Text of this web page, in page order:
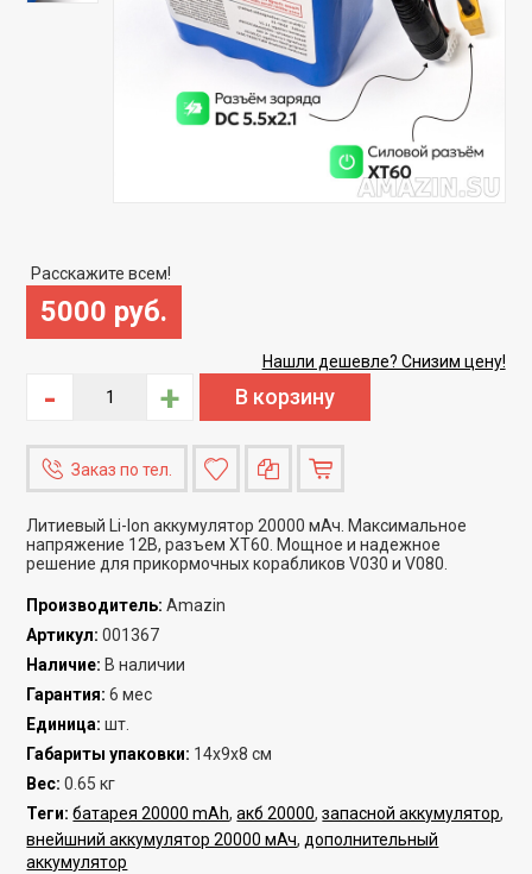
Расскажите всем!
5000 руб.
Нашли дешевле? Снизим цену!
- +
Заказ по тел.
Литиевый Li-Ion аккумулятор 20000 мАч. Максимальное
напряжение 12В, разъем XT60. Мощное и надежное
решение для прикормочных корабликов V030 и V080.
Производитель: Amazin
Артикул: 001367
Наличие: В наличии
Гарантия: 6 мес
Единица: шт.
Габариты упаковки: 14х9х8 см
Вес: 0.65 кг
Теги: батарея 20000 mAh,акб 20000,запасной аккумулятор,
внейшний аккумулятор 20000 мАч, дополнительный
аккумулятор